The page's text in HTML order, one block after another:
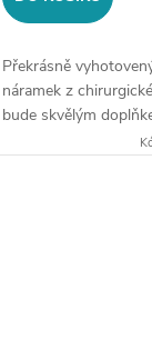
Překrásně
náramek z
bude skvělým